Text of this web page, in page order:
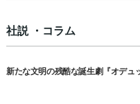
社説 ・コラム
新たな文明の残酷な誕生劇『オデュ